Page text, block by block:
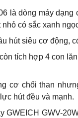
là dòng máy
có sắc xanh
hút siêu cơ động,
tích hợp 4 con
cơ chổi than
hút đều và mạnh.
GWEICH GWV-